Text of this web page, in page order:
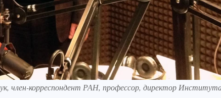
член-корреспондент РАН, профессор, директор